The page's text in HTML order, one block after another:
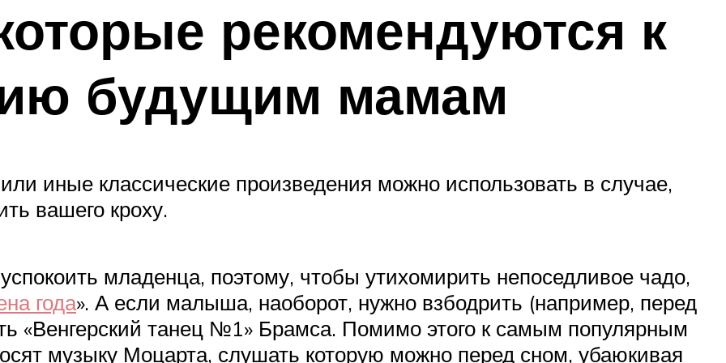
рекомендуются к
будущим мамам
иные классические произведения можно использовать в случае,
вашего кроху.
младенца, поэтому, чтобы утихомирить непоседливое чадо,
года». А если малыша, наоборот, нужно взбодрить (например, перед
«Венгерский танец №1» Брамса. Помимо этого к самым популярным
музыку Моцарта, слушать которую можно перед сном, убаюкивая